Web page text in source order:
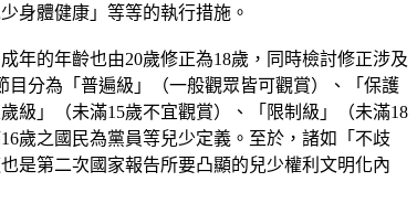
身體健康」等等的執行措施。
年的年齡也由20歲修正為18歲，同時檢討修正涉及
分為「普遍級」（一般觀眾皆可觀賞）、「保護
級」（未滿15歲不宜觀賞）、「限制級」（未滿18
歲之國民為黨員等兒少定義。至於，諸如「不歧
是第二次國家報告所要凸顯的兒少權利文明化內